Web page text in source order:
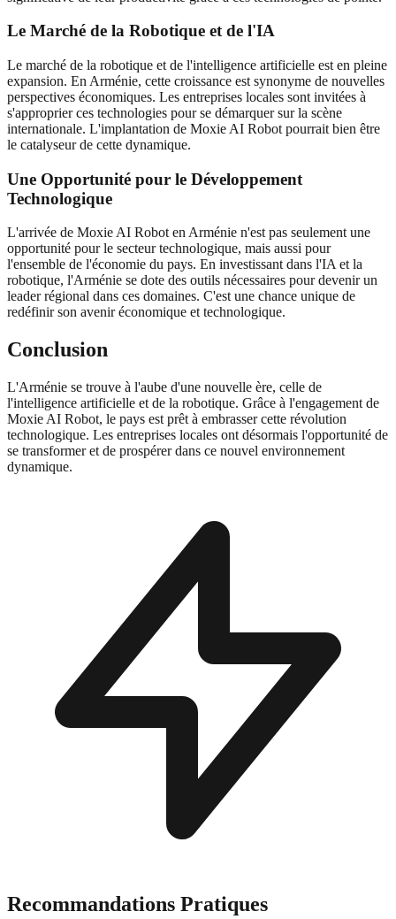
Le Marché de la Robotique et de l'IA
Le marché de la robotique et de l'intelligence artificielle est en pleine
expansion. En Arménie, cette croissance est synonyme de nouvelles
perspectives économiques. Les entreprises locales sont invitées à
s'approprier ces technologies pour se démarquer sur la scène
internationale. L'implantation de Moxie AI Robot pourrait bien être
le catalyseur de cette dynamique.
Une Opportunité pour le Développement
Technologique
L'arrivée de Moxie AI Robot en Arménie n'est pas seulement une
opportunité pour le secteur technologique, mais aussi pour
l'ensemble de l'économie du pays. En investissant dans l'IA et la
robotique, l'Arménie se dote des outils nécessaires pour devenir un
leader régional dans ces domaines. C'est une chance unique de
redéfinir son avenir économique et technologique.
Conclusion
L'Arménie se trouve à l'aube d'une nouvelle ère, celle de
l'intelligence artificielle et de la robotique. Grâce à l'engagement de
Moxie AI Robot, le pays est prêt à embrasser cette révolution
technologique. Les entreprises locales ont désormais l'opportunité de
se transformer et de prospérer dans ce nouvel environnement
dynamique.
Recommandations Pratiques